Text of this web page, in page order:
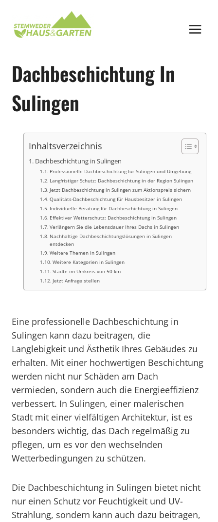
springen
Dachbeschichtung In
Sulingen
Inhaltsverzeichnis
Dachbeschichtung in Sulingen
Professionelle Dachbeschichtung für Sulingen und Umgebung
Langfristiger Schutz: Dachbeschichtung in der Region Sulingen
Jetzt Dachbeschichtung in Sulingen zum Aktionspreis sichern
Qualitäts-Dachbeschichtung für Hausbesitzer in Sulingen
Individuelle Beratung für Dachbeschichtung in Sulingen
Effektiver Wetterschutz: Dachbeschichtung in Sulingen
Verlängern Sie die Lebensdauer Ihres Dachs in Sulingen
Nachhaltige Dachbeschichtungslösungen in Sulingen
entdecken
Weitere Themen in Sulingen
Weitere Kategorien in Sulingen
Städte im Umkreis von 50 km
Jetzt Anfrage stellen
Eine professionelle Dachbeschichtung in
Sulingen kann dazu beitragen, die
Langlebigkeit und Ästhetik Ihres Gebäudes zu
erhalten. Mit einer hochwertigen Beschichtung
werden nicht nur Schäden am Dach
vermieden, sondern auch die Energieeffizienz
verbessert. In Sulingen, einer malerischen
Stadt mit einer vielfältigen Architektur, ist es
besonders wichtig, das Dach regelmäßig zu
pflegen, um es vor den wechselnden
Wetterbedingungen zu schützen.
Die Dachbeschichtung in Sulingen bietet nicht
nur einen Schutz vor Feuchtigkeit und UV-
Strahlung, sondern kann auch dazu beitragen,